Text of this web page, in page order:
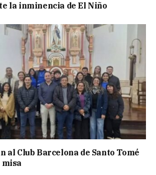
la inminencia de El Niño
al Club Barcelona de Santo Tomé
misa